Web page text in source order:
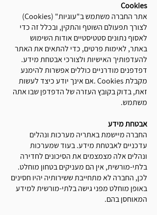
Cookies
אתר החברה משתמש ב"עוגיות" (Cookies)
לצורך תפעולם השוטף והתקין, ובכלל זה כדי
לאסוף נתונים סטטיסטיים אודות השימוש
באתר, לאימות פרטים, כדי להתאים את האתר
להעדפותיך האישיות ולצורכי אבטחת מידע.
דפדפנים מודרניים כוללים אפשרות להימנע
מקבלת Cookies .אם אינך יודע כיצד לעשות
זאת, בדוק בקובץ העזרה של הדפדפן שבו אתה
משתמש.
אבטחת מידע
החברה מיישמת באתריה מערכות ונהלים
עדכניים לאבטחת מידע. בעוד שמערכות
ונהלים אלה מצמצמים את הסיכונים לחדירה
בלתי-מורשית, אין הם מעניקים בטחון מוחלט.
לכן, החברה לא מתחייבת ששירותיה יהיו חסינים
באופן מוחלט מפני גישה בלתי-מורשית למידע
המאוחסן בהם.